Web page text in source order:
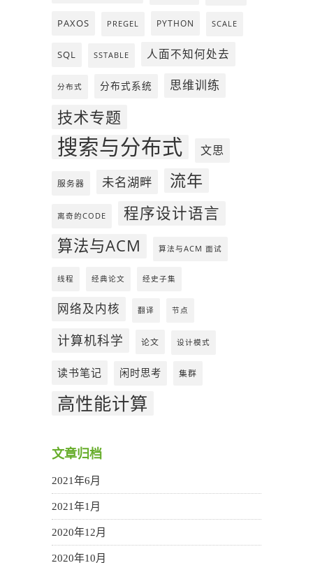
PAXOS PREGEL PYTHON SCALE
SQL SSTABLE 人面不知何处去
分布式 分布式系统 思维训练
技术专题
搜索与分布式 文思
服务器 未名湖畔 流年
离奇的CODE 程序设计语言
算法与ACM 算法与ACM 面试
线程 经典论文 经史子集
网络及内核 翻译 节点
计算机科学 论文 设计模式
读书笔记 闲时思考 集群
高性能计算
文章归档
2021年6月
2021年1月
2020年12月
2020年10月